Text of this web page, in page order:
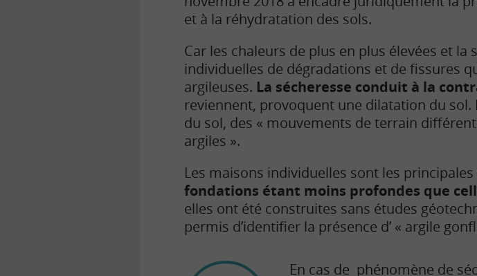
et à la réhydratation des sols.
Car les chaleurs de plus en plus élevées et
individuelles de dégradations et de fissures
argileuses. La sécheresse conduit à la
reviennent, provoquent une dilatation du
du sol, des « mouvements de terrain
argiles ».
Les maisons individuelles sont les
fondations étant moins profondes que
elles ont été construites sans études
permis d’identifier la présence d’ « argile
En cas de phénomène de